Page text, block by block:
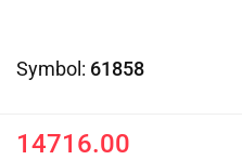
Symbol: 61858
14716.00